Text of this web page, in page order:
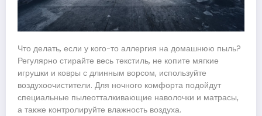
Что делать, если у кого-то аллергия на домашнюю пыль?
Регулярно стирайте весь текстиль, не копите мягкие
игрушки и ковры с длинным ворсом, используйте
воздухоочистители. Для ночного комфорта подойдут
специальные пылеотталкивающие наволочки и матрасы,
а также контролируйте влажность воздуха.